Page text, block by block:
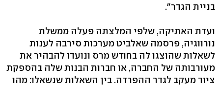
בניית הגדר".
ועדת האתיקה, שלפי המלצתה פעלה ממשלת
נורווגיה, פרסמה שאלביט מערכות סירבה לענות
לשאלות שהוצגו לה בחודש מרס ונועדו להבהיר את
מעורבותה של החברה, או חברות הבנות שלה בהספקת
ציוד מעקב לגדר ההפרדה. בין השאלות שנשאלו: מהו